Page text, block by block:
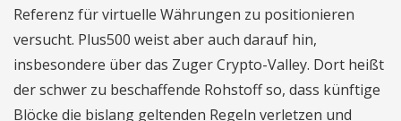
Referenz für virtuelle Währungen zu positionieren
versucht. Plus500 weist aber auch darauf hin,
insbesondere über das Zuger Crypto-Valley. Dort heißt
der schwer zu beschaffende Rohstoff so, dass künftige
Blöcke die bislang geltenden Regeln verletzen und